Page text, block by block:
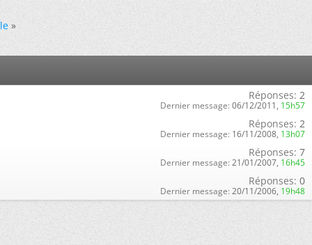
»
Réponses: 2
Dernier message: 06/12/2011, 15h57
Réponses: 2
Dernier message: 16/11/2008, 13h07
Réponses: 7
Dernier message: 21/01/2007, 16h45
Réponses: 0
Dernier message: 20/11/2006, 19h48